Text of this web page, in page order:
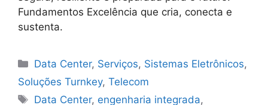
Fundamentos Excelência que cria, conecta e
sustenta.
Data Center, Serviços, Sistemas Eletrônicos,
Soluções Turnkey, Telecom
Data Center, engenharia integrada,